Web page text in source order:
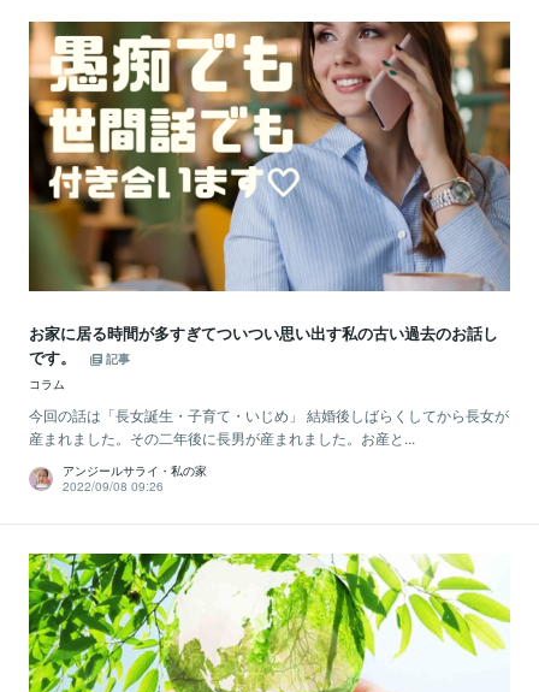
お家に居る時間が多すぎてついつい思い出す私の古い過去のお話し
です。
記事
コラム
今回の話は「長女誕生・子育て・いじめ」 結婚後しばらくしてから長女が
産まれました。その二年後に長男が産まれました。お産と...
アンジールサライ・私の家
2022/09/08 09:26